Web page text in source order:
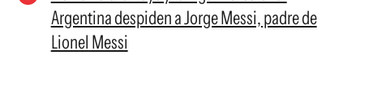
Argentina despiden a Jorge Messi, padre de
Lionel Messi